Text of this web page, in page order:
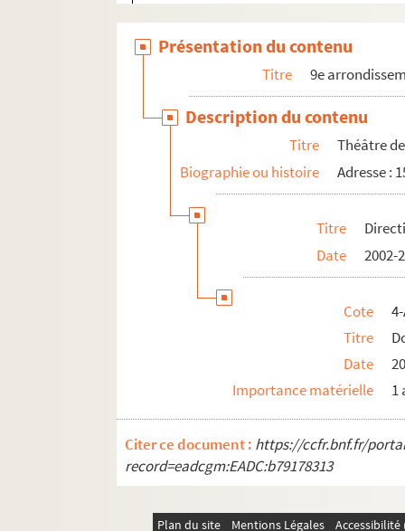
Tréteau Royal
10e arrondissement
11e arrondissement
12e arrondissement
Présentation du contenu
Titre 9e
Description du contenu
Titre
Théâtre
Biographie ou histoire
Adresse :
Titre
Date
2002-
Cote
Titre
Date
Importance matérielle
1
Citer ce document : https://ccfr.bnf.fr/
record=eadcgm:EADC:b79178313
Plan du site Mentions Légales